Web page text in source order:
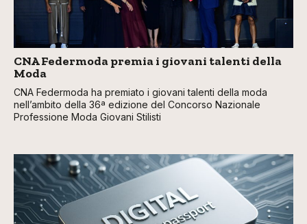
CNA Federmoda premia i giovani talenti della
Moda
CNA Federmoda ha premiato i giovani talenti della moda
nell’ambito della 36ª edizione del Concorso Nazionale
Professione Moda Giovani Stilisti